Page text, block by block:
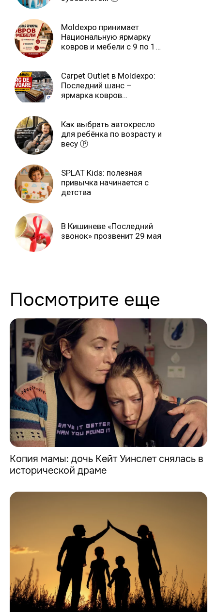
Moldexpo принимает
Национальную ярмарку
ковров и мебели с 9 по 14
Carpet Outlet в Moldexpo:
Последний шанс –
ярмарка ковров
Как выбрать автокресло
для ребёнка по возрасту и
весу Ⓟ
SPLAT Kids: полезная
привычка начинается с
детства
В Кишиневе «Последний
звонок» прозвенит 29 мая
Посмотрите еще
Копия мамы: дочь Кейт Уинслет снялась в
исторической драме